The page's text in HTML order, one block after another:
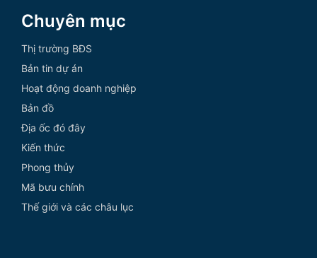
Chuyên mục
Thị trường BĐS
Bản tin dự án
Hoạt động doanh nghiệp
Bản đồ
Địa ốc đó đây
Kiến thức
Phong thủy
Mã bưu chính
Thế giới và các châu lục